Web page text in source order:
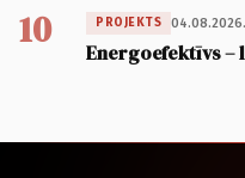
10 PROJEKTS 04.08.2026.
Energoefektīvs –